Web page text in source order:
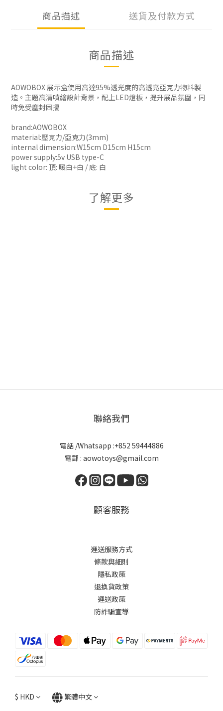
商品描述 送貨及付款方式
商品描述
AOWOBOX 展示盒使用高達95%透光度的高透亮亞克力物料製
造。主題高清噴繪設計背景，配上LED燈板，提升展品氛圍，同
時免受塵封困擾
brand:AOWOBOX
material:壓克力/亞克力(3mm)
internal dimension:W15cm D15cm H15cm
power supply:5v USB type-C
light color: 頂: 暖白+白 / 底: 白
了解更多
聯絡我們
電話 /Whatsapp :+852 59444886
電郵 : aowotoys@gmail.com
顧客服務
運送服務方式
條款與細則
隱私政策
退換貨政策
運送政策
防詐騙宣導
$ HKD 繁體中文